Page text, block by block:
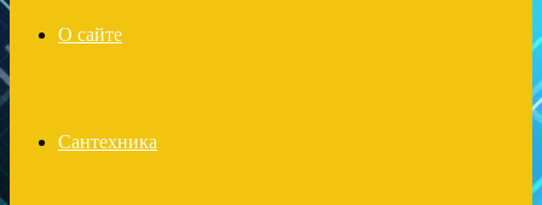
О сайте
Сантехника